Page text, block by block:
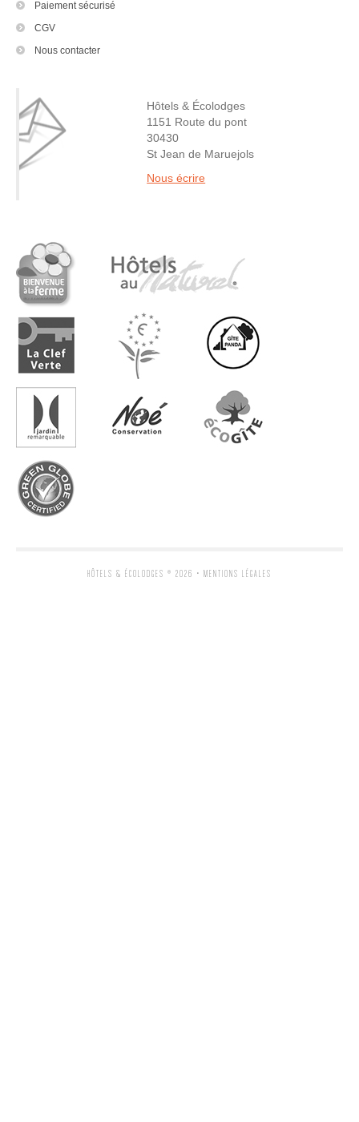
Paiement sécurisé
CGV
Nous contacter
Hôtels & Écolodges
1151 Route du pont
30430
St Jean de Maruejols
Nous écrire
HÔTELS & ÉCOLODGES ® 2026 • MENTIONS LÉGALES